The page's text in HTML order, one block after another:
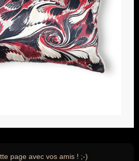
page avec vos amis ! ;-)